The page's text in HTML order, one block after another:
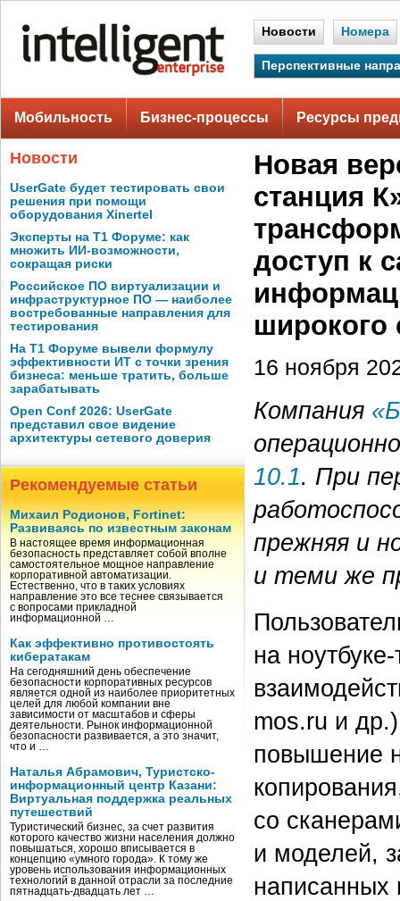
Новости Номера
Перспективные
Мобильность Бизнес-процессы Ресурсы
Новости
UserGate будет тестировать свои
решения при помощи
оборудования Xinertel
Эксперты на Т1 Форуме: как
множить ИИ-возможности,
сокращая риски
Российское ПО виртуализации и
инфраструктурное ПО — наиболее
востребованные направления для
тестирования
На Т1 Форуме вывели формулу
эффективности ИТ с точки зрения
бизнеса: меньше тратить, больше
зарабатывать
Open Conf 2026: UserGate
представил свое видение
архитектуры сетевого доверия
Рекомендуемые статьи
Михаил Родионов, Fortinet:
Развиваясь по известным законам
В настоящее время информационная
безопасность представляет собой вполне
самостоятельное мощное направление
корпоративной автоматизации.
Естественно, что в таких условиях
направление это все теснее связывается
с вопросами прикладной
информационной …
Как эффективно противостоять
кибератакам
На сегодняшний день обеспечение
безопасности корпоративных ресурсов
является одной из наиболее приоритетных
целей для любой компании вне
зависимости от масштабов и сферы
деятельности. Рынок информационной
безопасности развивается, а это значит,
что и …
Наталья Абрамович, Туристско-
информационный центр Казани:
Виртуальная поддержка реальных
путешествий
Туристический бизнес, за счет развития
которого качество жизни населения должно
повышаться, хорошо вписывается в
концепцию «умного города». К тому же
уровень использования информационных
технологий в данной отрасли за последние
пятнадцать-двадцать лет …
Новая
станция
доступ к
широкого
16 ноября
Компания
10.1. При
прежняя и
и теми же
на
mos.ru и
повышение
со
и моделей,
написанных